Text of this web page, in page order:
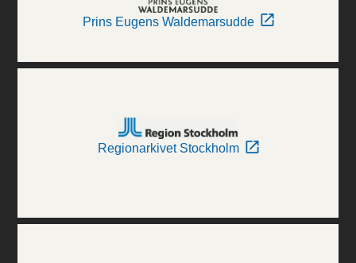
Prins Eugens Waldemarsudde
Regionarkivet Stockholm